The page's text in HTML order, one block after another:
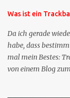
Was ist ein
Da ich gerade
habe, dass
mal mein Bestes:
von einem Blog